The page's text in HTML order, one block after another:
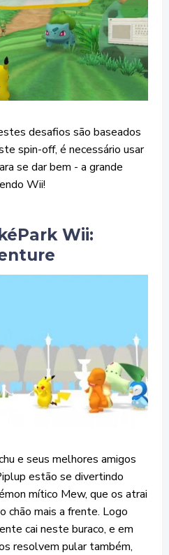
desafios são baseados
spin-off, é necessário usar
se dar bem - a grande
Wii!
Wii:
e seus melhores amigos
estão se divertindo
mítico Mew, que os atrai
chão mais a frente. Logo
cai neste buraco, e em
resolvem pular também,